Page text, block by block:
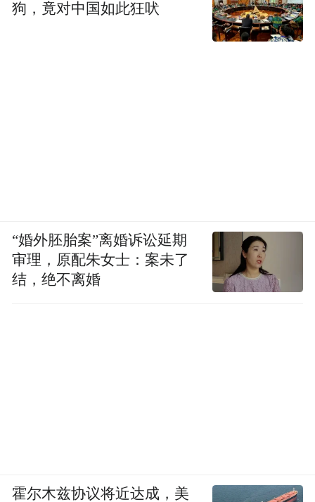
狗，竟对中国如此狂吠
“婚外胚胎案”离婚诉讼延期
审理，原配朱女士：案未了
结，绝不离婚
霍尔木兹协议将近达成，美